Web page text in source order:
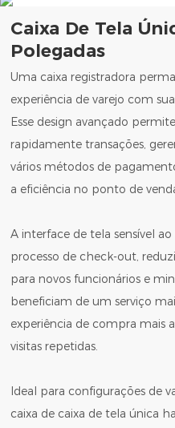
Caixa De Tela
Polegadas
Uma caixa registradora
experiência de varejo com
Esse design avançado
rapidamente transações,
vários métodos de
a eficiência no ponto de
A interface de tela sensível
processo de check-out,
para novos funcionários e
beneficiam de um serviço
experiência de compra mais
visitas repetidas.
Ideal para configurações de
caixa de caixa de tela única